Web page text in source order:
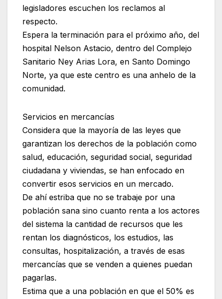
legisladores escuchen los reclamos al
respecto.
Espera la terminación para el próximo año, del
hospital Nelson Astacio, dentro del Complejo
Sanitario Ney Arias Lora, en Santo Domingo
Norte, ya que este centro es una anhelo de la
comunidad.
Servicios en mercancías
Considera que la mayoría de las leyes que
garantizan los derechos de la población como
salud, educación, seguridad social, seguridad
ciudadana y viviendas, se han enfocado en
convertir esos servicios en un mercado.
De ahí estriba que no se trabaje por una
población sana sino cuanto renta a los actores
del sistema la cantidad de recursos que les
rentan los diagnósticos, los estudios, las
consultas, hospitalización, a través de esas
mercancías que se venden a quienes puedan
pagarlas.
Estima que a una población en que el 50% es